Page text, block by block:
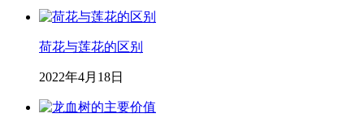
荷花与莲花的区别
2022年4月18日